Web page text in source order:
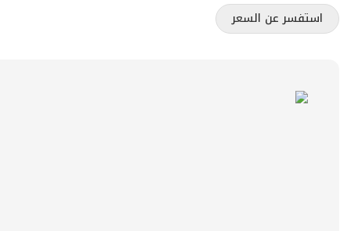
استفسر عن السعر